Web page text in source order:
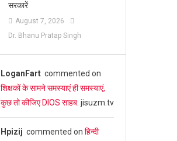
सरकारें
August 7, 2026
Dr. Bhanu Pratap Singh
LoganFartcommented on
शिक्षकों के सामने समस्याएं ही समस्याएं,
कुछ तो कीजिए DIOS साहब: jisuzm.tv
Hpizij commented on हिन्दी